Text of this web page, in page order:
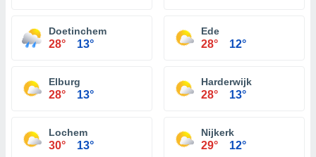
Doetinchem
28° 13°
Ede
28° 12°
Elburg
28° 13°
Harderwijk
28° 13°
Lochem
30° 13°
Nijkerk
29° 12°